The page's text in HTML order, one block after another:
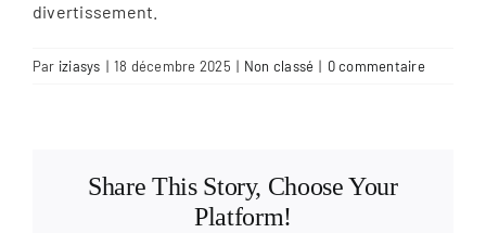
divertissement.
Par iziasys | 18 décembre 2025 | Non classé | 0 commentaire
Share This Story, Choose Your
Platform!